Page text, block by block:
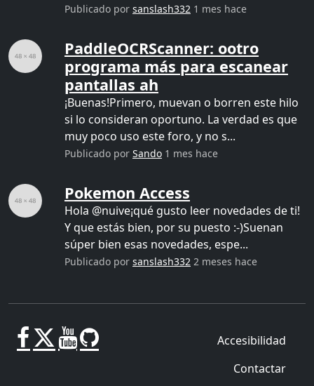
Publicado por sanslash332 1 mes hace
PaddleOCRScanner: ootro
programa más para escanear
pantallas ah
¡Buenas!Primero, muevan o borren este hilo
si lo consideran oportuno. La verdad es que
muy poco uso este foro, y no s...
Publicado por Sando 1 mes hace
Pokemon Access
Hola @nuive¡qué gusto leer novedades de ti!
Y que estás bien, por su puesto :-)Suenan
súper bien esas novedades, espe...
Publicado por sanslash332 2 meses hace
Accesibilidad
Contactar